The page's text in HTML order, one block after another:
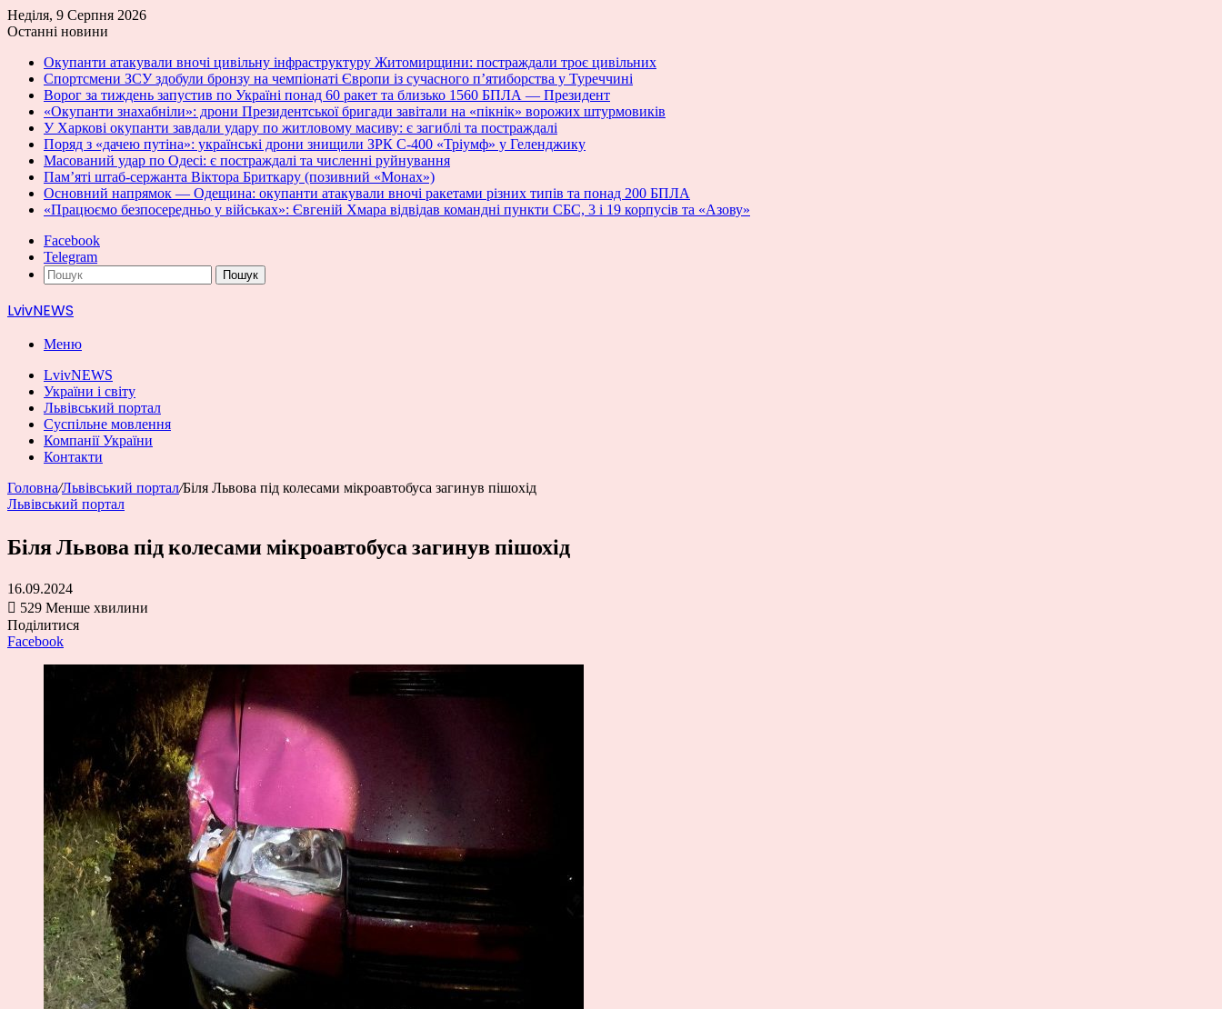
Неділя, 9 Серпня 2026
Останні новини
Окупанти атакували вночі цивільну інфраструктуру Житомирщини: постраждали троє цивільних
Спортсмени ЗСУ здобули бронзу на чемпіонаті Європи із сучасного п’ятиборства у Туреччині
Ворог за тиждень запустив по Україні понад 60 ракет та близько 1560 БПЛА — Президент
«Окупанти знахабніли»: дрони Президентської бригади завітали на «пікнік» ворожих штурмовиків
У Харкові окупанти завдали удару по житловому масиву: є загиблі та постраждалі
Поряд з «дачею путіна»: українські дрони знищили ЗРК С-400 «Тріумф» у Геленджику
Масований удар по Одесі: є постраждалі та численні руйнування
Пам’яті штаб-сержанта Віктора Бриткару (позивний «Монах»)
Основний напрямок — Одещина: окупанти атакували вночі ракетами різних типів та понад 200 БПЛА
«Працюємо безпосередньо у військах»: Євгеній Хмара відвідав командні пункти СБС, 3 і 19 корпусів та «Азову»
Facebook
Telegram
Пошук
LvivNEWS
Меню
LvivNEWS
України і світу
Львівський портал
Суспільне мовлення
Компанії України
Контакти
Головна/Львівський портал/Біля Львова під колесами мікроавтобуса загинув пішохід
Львівський портал
Біля Львова під колесами мікроавтобуса загинув пішохід
16.09.2024
529 Менше хвилини
Поділитися
Facebook